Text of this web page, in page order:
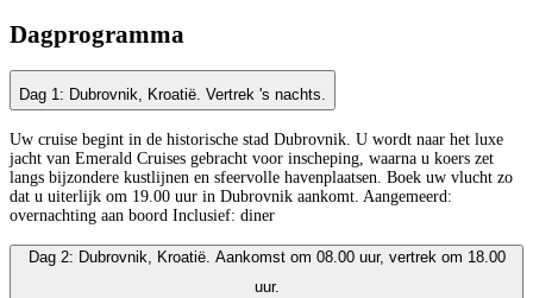
Dagprogramma
Dag 1: Dubrovnik, Kroatië. Vertrek 's nachts.
Uw cruise begint in de historische stad Dubrovnik. U wordt naar het luxe
jacht van Emerald Cruises gebracht voor inscheping, waarna u koers zet
langs bijzondere kustlijnen en sfeervolle havenplaatsen. Boek uw vlucht zo
dat u uiterlijk om 19.00 uur in Dubrovnik aankomt. Aangemeerd:
overnachting aan boord Inclusief: diner
Dag 2: Dubrovnik, Kroatië. Aankomst om 08.00 uur, vertrek om 18.00
uur.